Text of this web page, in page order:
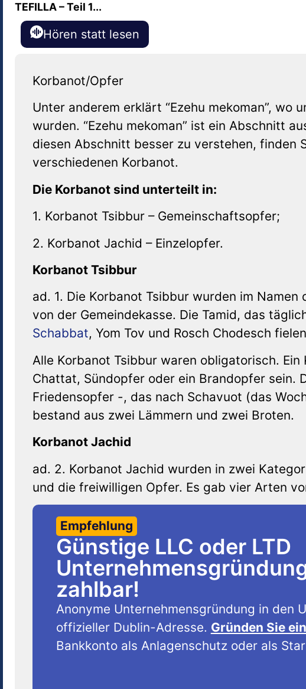
TEFILLA – Teil 1...
Hören statt lesen
Korbanot/Opfer
Unter anderem erklärt “Ezehu mekoman”,
wurden. “Ezehu mekoman” ist ein Abschnitt
diesen Abschnitt besser zu verstehen, finden
verschiedenen Korbanot.
Die Korbanot sind unterteilt in:
1. Korbanot Tsibbur – Gemeinschaftsopfer;
2. Korbanot Jachid – Einzelopfer.
Korbanot Tsibbur
ad. 1. Die Korbanot Tsibbur wurden im
von der Gemeindekasse. Die Tamid, das
Schabbat, Yom Tov und Rosch Chodesch
Alle Korbanot Tsibbur waren obligatorisch.
Chattat, Sündopfer oder ein Brandopfer sein.
Friedensopfer -, das nach Schavuot (das
bestand aus zwei Lämmern und zwei Broten.
Korbanot Jachid
ad. 2. Korbanot Jachid wurden in zwei
und die freiwilligen Opfer. Es gab vier Arten
Empfehlung
Günstige LLC oder LTD
zahlbar!
Anonyme Unternehmensgründung in den
offizieller Dublin-Adresse. Gründen Sie
Bankkonto als Anlagenschutz oder als